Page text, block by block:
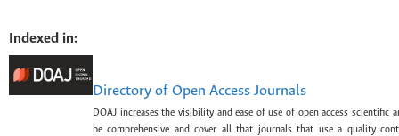
Indexed in:
Directory of Open Access Journals
DOAJ increases the visibility and ease of use of open access scientific
be comprehensive and cover all that journals that use a quality